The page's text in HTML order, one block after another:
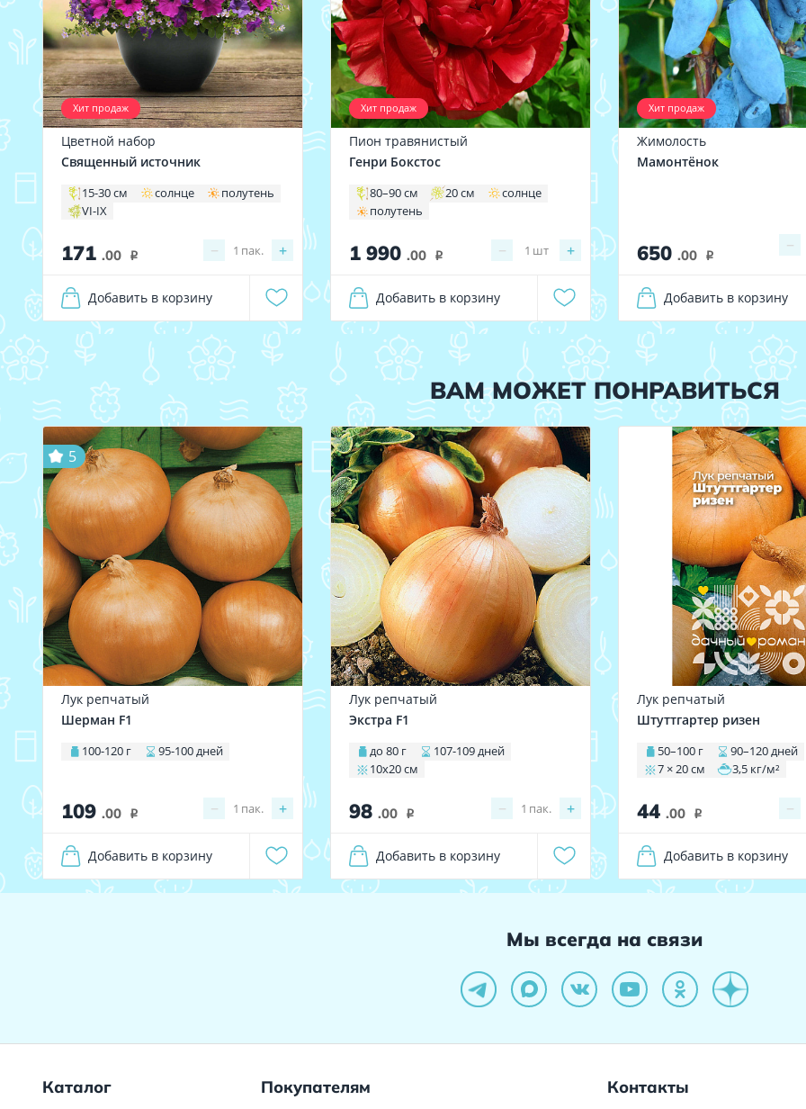
Хит продаж
Цветной набор
Священный источник
15-30 см солнце
полутень
VI-IX
171 .00 i − +
1 пак.
Добавить в корзину
Хит продаж
Пион травянистый
Генри Бокстос
80–90 см 20 см
солнце
полутень
1 990 .00 i − +
1 шт
Добавить в корзину
Хит продаж
Жимолость
Мамонтёнок
650 .00 i
−
Добавить в корзину
ВАМ МОЖЕТ ПОНРАВИТЬСЯ
5
Лук репчатый
Шерман F1
100-120 г 95-100 дней
109 .00 i − +
1 пак.
Добавить в корзину
Лук репчатый
Экстра F1
до 80 г
107-109 дней
10х20 см
98 .00 i − +
1 пак.
Добавить в корзину
Лук репчатый
Штуттгартер ризен
50–100 г
90–120 дней
7 × 20 см
3,5 кг/м²
44 .00 i −
Добавить в корзину
Мы всегда на связи
Каталог Покупателям Контакты